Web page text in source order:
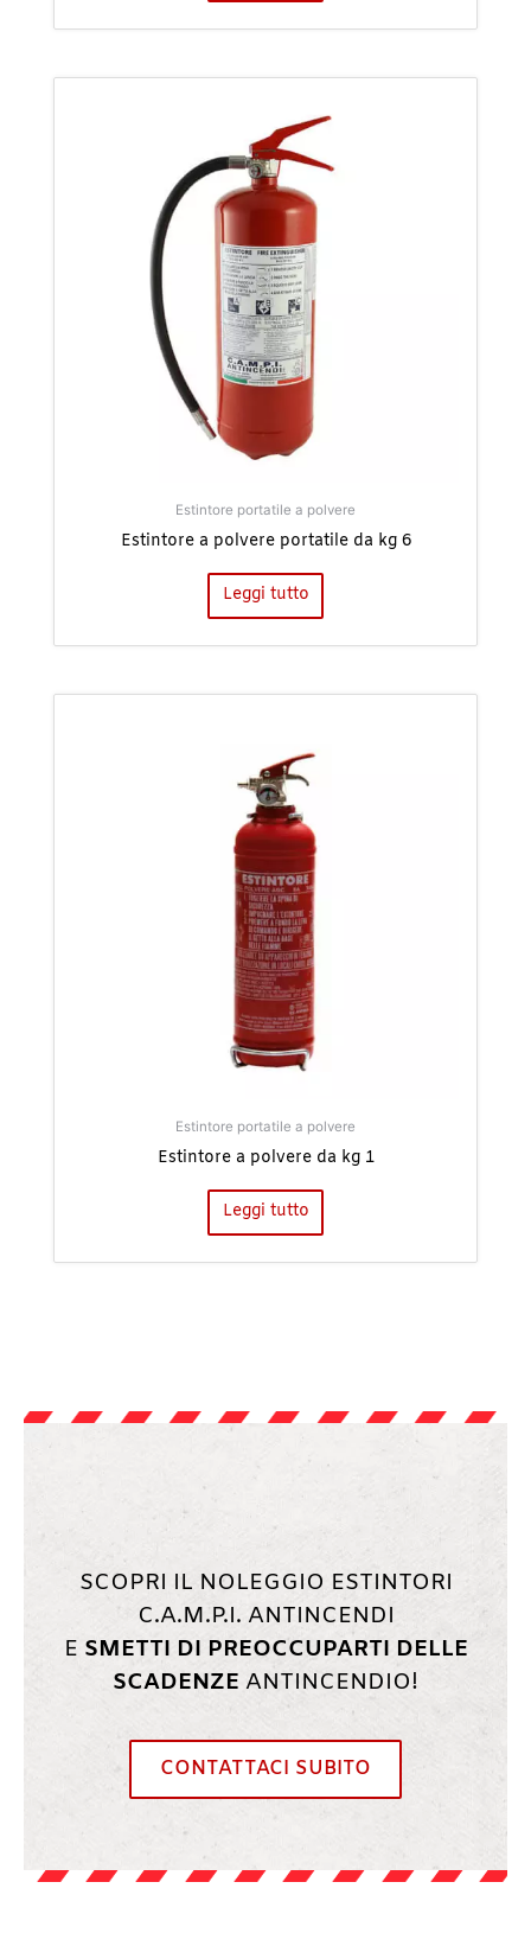
Estintore portatile a polvere
Estintore a polvere portatile da kg 6
Leggi tutto
Estintore portatile a polvere
Estintore a polvere da kg 1
Leggi tutto
SCOPRI IL NOLEGGIO ESTINTORI
C.A.M.P.I. ANTINCENDI
E SMETTI DI PREOCCUPARTI DELLE
SCADENZE ANTINCENDIO!
CONTATTACI SUBITO